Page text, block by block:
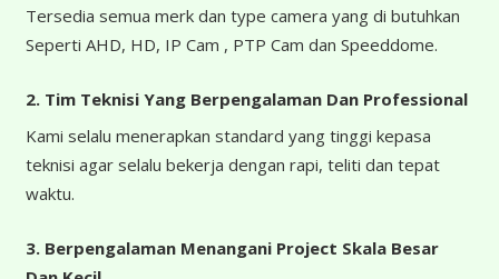
Tersedia semua merk dan type camera yang di butuhkan
Seperti AHD, HD, IP Cam , PTP Cam dan Speeddome.
2. Tim Teknisi Yang Berpengalaman Dan Professional
Kami selalu menerapkan standard yang tinggi kepasa
teknisi agar selalu bekerja dengan rapi, teliti dan tepat
waktu.
3. Berpengalaman Menangani Project Skala Besar